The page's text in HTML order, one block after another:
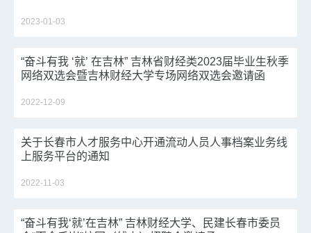
2023-01-03
“奋斗有我 ‘就’ 在吉林” 吉林省财经类2023届毕业生秋季
网络双选会暨吉林财经大学专场网络双选会邀请函
2022-12-09
关于长春市人才服务中心开通流动人员人事档案业务线
上服务平台的通知
2022-11-03
“奋斗有我‘就’在吉林” 吉林财经大学、民建长春市委员